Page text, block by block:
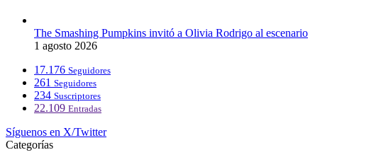
The Smashing Pumpkins invitó a Olivia Rodrigo al escenario
1 agosto 2026
17.176 Seguidores
261 Seguidores
234 Suscriptores
22.109 Entradas
Síguenos en X/Twitter
Categorías